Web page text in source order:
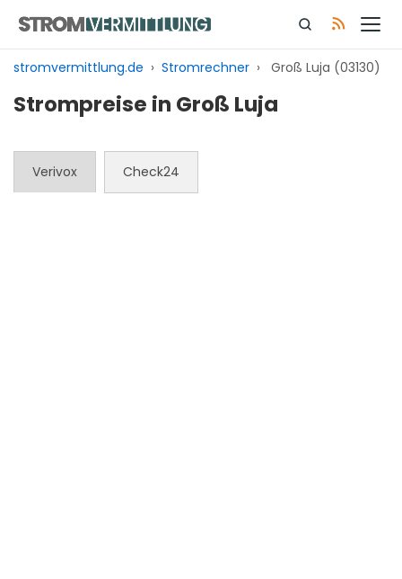
Inhalt
springen
stromvermittlung.de › Stromrechner › Groß Luja (03130)
Strompreise in Groß Luja
Verivox Check24